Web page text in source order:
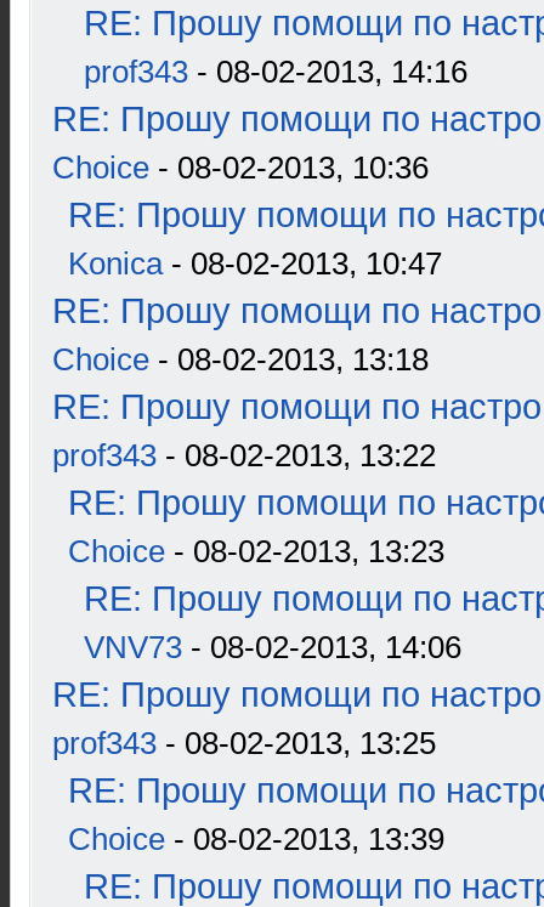
RE: Прошу помощи по
prof343 - 08-02-2013, 14:16
RE: Прошу помощи по
Choice - 08-02-2013, 10:36
RE: Прошу помощи по
Konica- 08-02-2013, 10:47
RE: Прошу помощи по
Choice - 08-02-2013, 13:18
RE: Прошу помощи по
prof343 - 08-02-2013, 13:22
RE: Прошу помощи по
Choice - 08-02-2013, 13:23
RE: Прошу помощи по
VNV73 - 08-02-2013, 14:06
RE: Прошу помощи по
prof343 - 08-02-2013, 13:25
RE: Прошу помощи по
Choice - 08-02-2013, 13:39
RE: Прошу помощи по